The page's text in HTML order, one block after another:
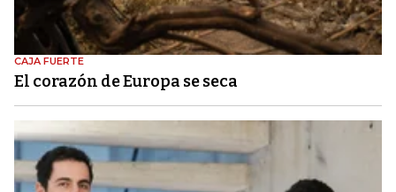
CAJA FUERTE
El corazón de Europa se seca